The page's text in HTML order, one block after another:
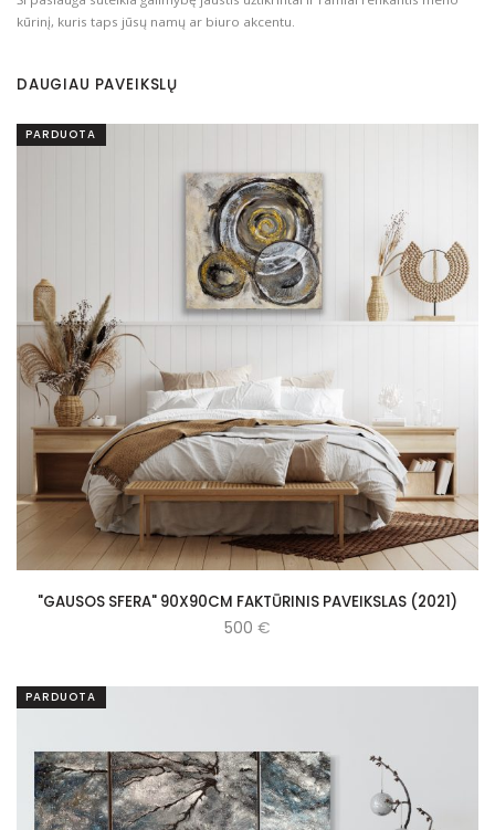
kūrinį, kuris taps jūsų namų ar biuro akcentu.
DAUGIAU PAVEIKSLŲ
PARDUOTA
"GAUSOS SFERA" 90X90CM FAKTŪRINIS PAVEIKSLAS (2021)
500 €
PARDUOTA